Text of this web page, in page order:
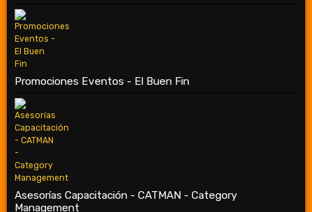
Promociones Eventos - El Buen Fin
Asesorías Capacitación - CATMAN - Category
Management